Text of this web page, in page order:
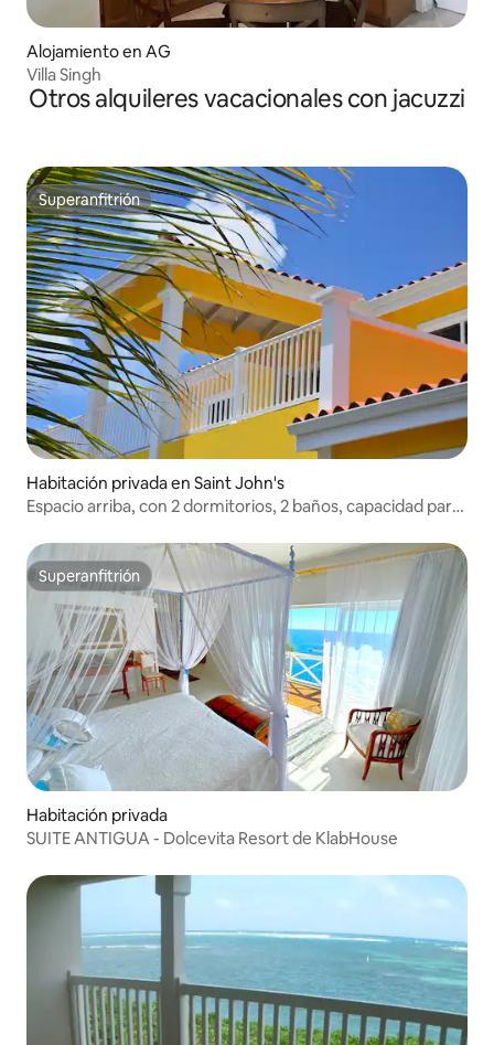
Alojamiento en AG
Villa Singh
Otros alquileres vacacionales con jacuzzi
Superanfitrión
Superanfitrión
Habitación privada en Saint John's
Espacio arriba, con 2 dormitorios, 2 baños, capacidad para
Superanfitrión
Superanfitrión
Habitación privada
SUITE ANTIGUA - Dolcevita Resort de KlabHouse